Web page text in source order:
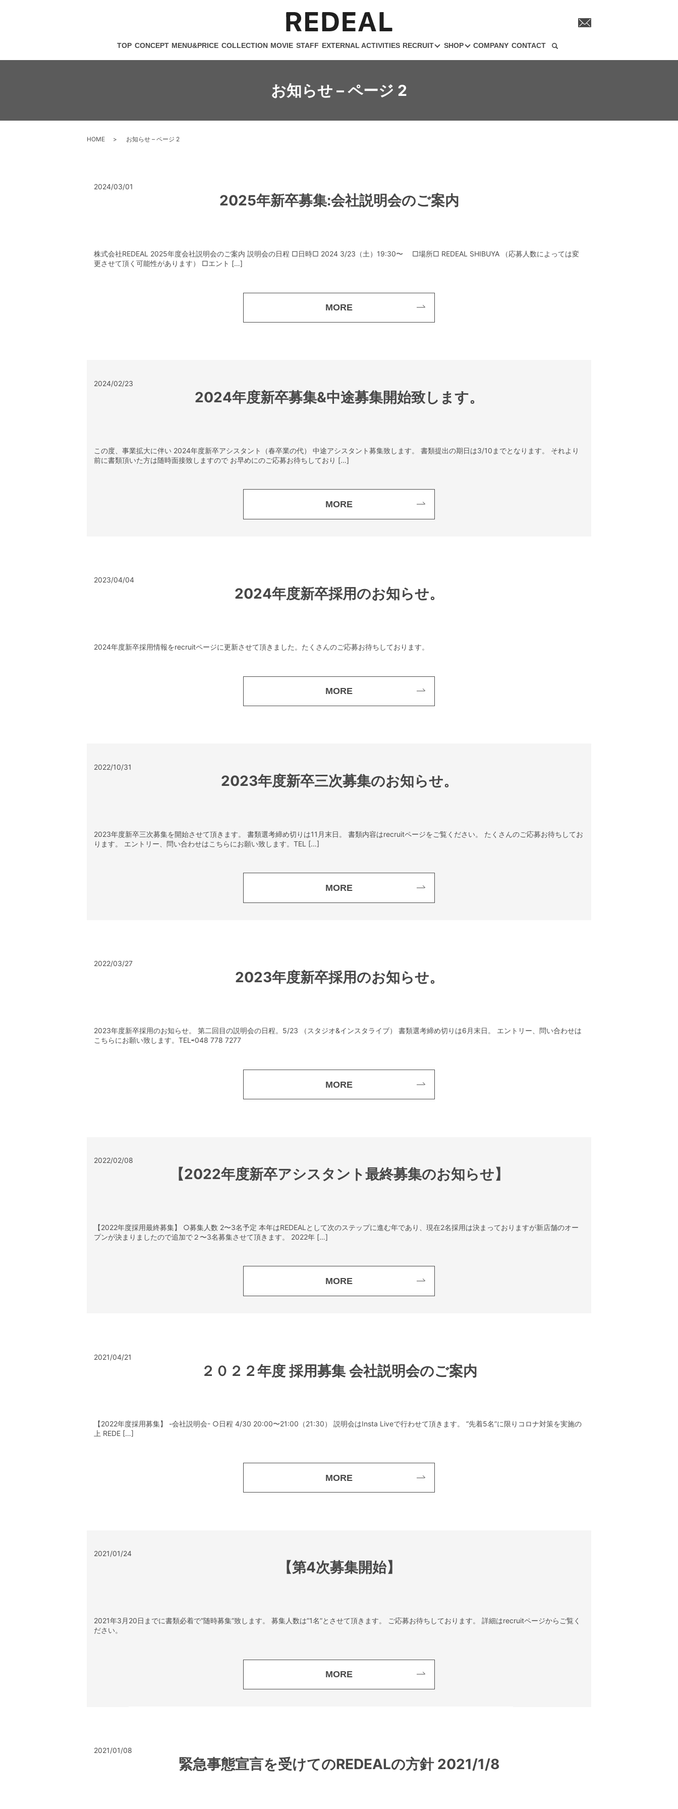
TOP CONCEPT MENU&PRICE COLLECTION MOVIE STAFF EXTERNAL ACTIVITIES RECRUIT SHOP COMPANY CONTACT
お知らせ – ページ 2
HOME お知らせ – ページ 2
2024/03/01
2025年新卒募集:会社説明会のご案内
株式会社REDEAL 2025年度会社説明会のご案内 説明会の日程 □日時□ 2024 3/23（土）19:30〜 □場所□ REDEAL SHIBUYA （応募人数によっては変
更させて頂く可能性があります） □エント […]
MORE
2024/02/23
2024年度新卒募集&中途募集開始致します。
この度、事業拡大に伴い 2024年度新卒アシスタント（春卒業の代） 中途アシスタント募集致します。 書類提出の期日は3/10までとなります。 それより
前に書類頂いた方は随時面接致しますので お早めにのご応募お待ちしており […]
MORE
2023/04/04
2024年度新卒採用のお知らせ。
2024年度新卒採用情報をrecruitページに更新させて頂きました。たくさんのご応募お待ちしております。
MORE
2022/10/31
2023年度新卒三次募集のお知らせ。
2023年度新卒三次募集を開始させて頂きます。 書類選考締め切りは11月末日。 書類内容はrecruitページをご覧ください。 たくさんのご応募お待ちしてお
ります。 エントリー、問い合わせはこちらにお願い致します。TEL […]
MORE
2022/03/27
2023年度新卒採用のお知らせ。
2023年度新卒採用のお知らせ。 第二回目の説明会の日程。5/23 （スタジオ&インスタライブ） 書類選考締め切りは6月末日。 エントリー、問い合わせは
こちらにお願い致します。TEL⇨048 778 7277
MORE
2022/02/08
【2022年度新卒アシスタント最終募集のお知らせ】
【2022年度採用最終募集】 ○募集人数 2〜3名予定 本年はREDEALとして次のステップに進む年であり、現在2名採用は決まっておりますが新店舗のオー
プンが決まりましたので追加で２〜3名募集させて頂きます。 2022年 […]
MORE
2021/04/21
２０２２年度 採用募集 会社説明会のご案内
【2022年度採用募集】 -会社説明会- ○日程 4/30 20:00〜21:00（21:30） 説明会はInsta Liveで行わせて頂きます。 “先着5名”に限りコロナ対策を実施の
上 REDE […]
MORE
2021/01/24
【第4次募集開始】
2021年3月20日までに書類必着で”随時募集”致します。 募集人数は”1名”とさせて頂きます。 ご応募お待ちしております。 詳細はrecruitページからご覧く
ださい。
MORE
2021/01/08
緊急事態宣言を受けてのREDEALの方針 2021/1/8